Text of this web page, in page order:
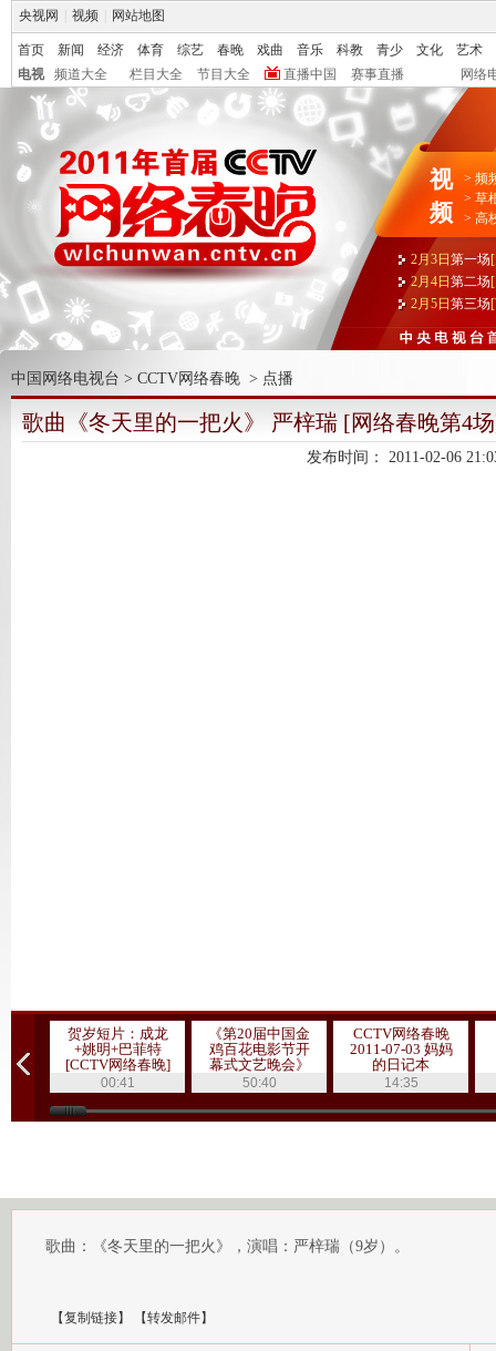
央视网 视频 网站地图
首页 新闻 经济 体育 综艺 春晚 戏曲 音乐 科教 青少 文化
艺术
电视
频道大全 栏目大全 节目大全 直播中国 赛事直播 网络
视
频
> 频
> 草
> 高
2月3日 第一场
2月4日 第二场
2月5日 第三场
中国网络电视台 > CCTV网络春晚 > 点播
歌曲《冬天里的一把火》 严梓瑞 [网络春晚第4
发布时间： 2011-02-06
贺岁短片：成龙
+姚明+巴菲特
[CCTV网络春晚]
00:41
《第20届中国金
鸡百花电影节开
幕式文艺晚会》
20111019 1/3
50:40
CCTV网络春晚
2011-07-03 妈妈
的日记本
14:35
歌曲：《冬天里的一把火》，演唱：严梓瑞（9岁）。
【复制链接】 【转发邮件】